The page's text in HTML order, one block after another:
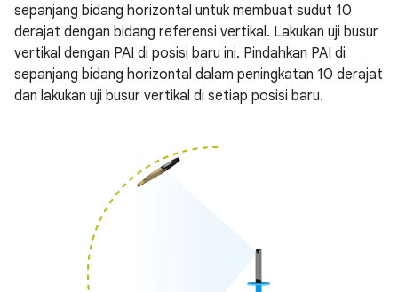
sepanjang bidang horizontal untuk membuat sudut 10
derajat dengan bidang referensi vertikal. Lakukan uji busur
vertikal dengan PAI di posisi baru ini. Pindahkan PAI di
sepanjang bidang horizontal dalam peningkatan 10 derajat
dan lakukan uji busur vertikal di setiap posisi baru.